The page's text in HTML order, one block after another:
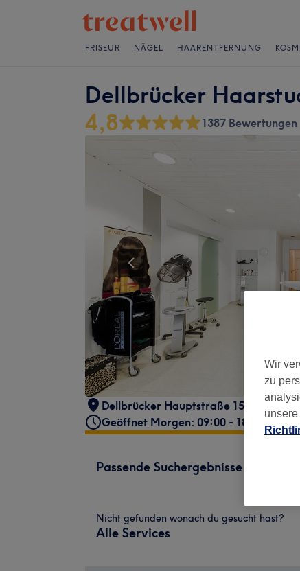
FRISEUR NÄGEL HAARENTFERNUNG
Dellbrücker
4,8 1387 Bewertungen
Dellbrücker Hauptstraße 155 Köln,
Geöffnet Morgen: 09:00 - 18:00
Passende Suchergebnisse
Nicht gefunden wonach du gesucht hast?
Alle Services
Wir
zu